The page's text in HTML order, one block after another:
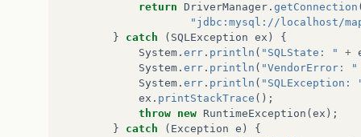
return DriverManager . getConnection
"jdbc:mysql://localhost/
}
catch ( SQLException ex )
{
System . err . println ( "SQLState: " +
System . err . println ( "VendorError: "
System . err . println ( "SQLException:
ex . printStackTrace ();
throw new RuntimeException ( ex );
}
catch ( Exception e )
{